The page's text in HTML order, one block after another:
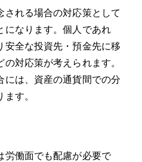
される場合の対応策として
になります。個人であれ
安全な投資先・預金先に移
対応策が考えられます。
には、資産の通貨間での分
す。
労働面でも配慮が必要で